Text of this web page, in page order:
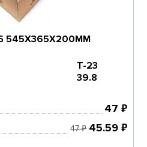
545Х365Х200ММ
Т-23
39.8
47 ₽
47₽ 45.59 ₽